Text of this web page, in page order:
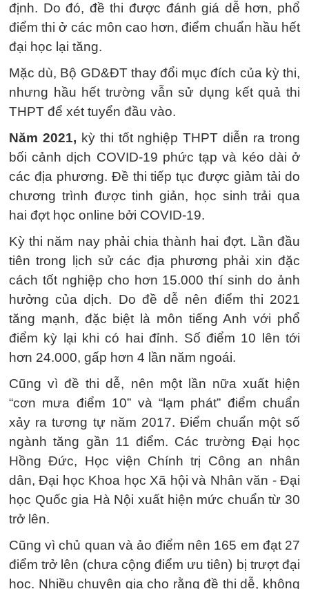
định. Do đó, đề thi được đánh giá dễ hơn, phổ
điểm thi ở các môn cao hơn, điểm chuẩn hầu hết
đại học lại tăng.
Mặc dù, Bộ GD&ĐT thay đổi mục đích của kỳ thi,
nhưng hầu hết trường vẫn sử dụng kết quả thi
THPT để xét tuyển đầu vào.
Năm 2021, kỳ thi tốt nghiệp THPT diễn ra trong
bối cảnh dịch COVID-19 phức tạp và kéo dài ở
các địa phương. Đề thi tiếp tục được giảm tải do
chương trình được tinh giản, học sinh trải qua
hai đợt học online bởi COVID-19.
Kỳ thi năm nay phải chia thành hai đợt. Lần đầu
tiên trong lịch sử các địa phương phải xin đặc
cách tốt nghiệp cho hơn 15.000 thí sinh do ảnh
hưởng của dịch. Do đề dễ nên điểm thi 2021
tăng mạnh, đặc biệt là môn tiếng Anh với phổ
điểm kỳ lại khi có hai đỉnh. Số điểm 10 lên tới
hơn 24.000, gấp hơn 4 lần năm ngoái.
Cũng vì đề thi dễ, nên một lần nữa xuất hiện
“cơn mưa điểm 10” và “lạm phát” điểm chuẩn
xảy ra tương tự năm 2017. Điểm chuẩn một số
ngành tăng gần 11 điểm. Các trường Đại học
Hồng Đức, Học viện Chính trị Công an nhân
dân, Đại học Khoa học Xã hội và Nhân văn - Đại
học Quốc gia Hà Nội xuất hiện mức chuẩn từ 30
trở lên.
Cũng vì chủ quan và ảo điểm nên 165 em đạt 27
điểm trở lên (chưa cộng điểm ưu tiên) bị trượt đại
học. Nhiều chuyên gia cho rằng đề thi dễ, không